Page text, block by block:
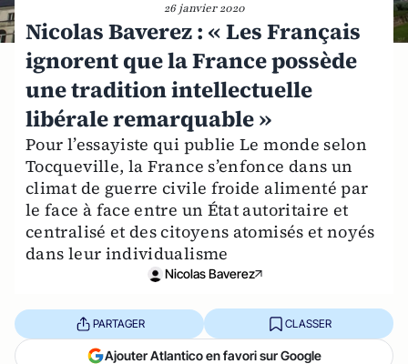
26 janvier 2020
Nicolas Baverez : « Les Français
ignorent que la France possède
une tradition intellectuelle
libérale remarquable »
Pour l’essayiste qui publie Le monde selon
Tocqueville, la France s’enfonce dans un
climat de guerre civile froide alimenté par
le face à face entre un État autoritaire et
centralisé et des citoyens atomisés et noyés
dans leur individualisme
Nicolas Baverez
PARTAGER CLASSER
Ajouter Atlantico en favori sur Google